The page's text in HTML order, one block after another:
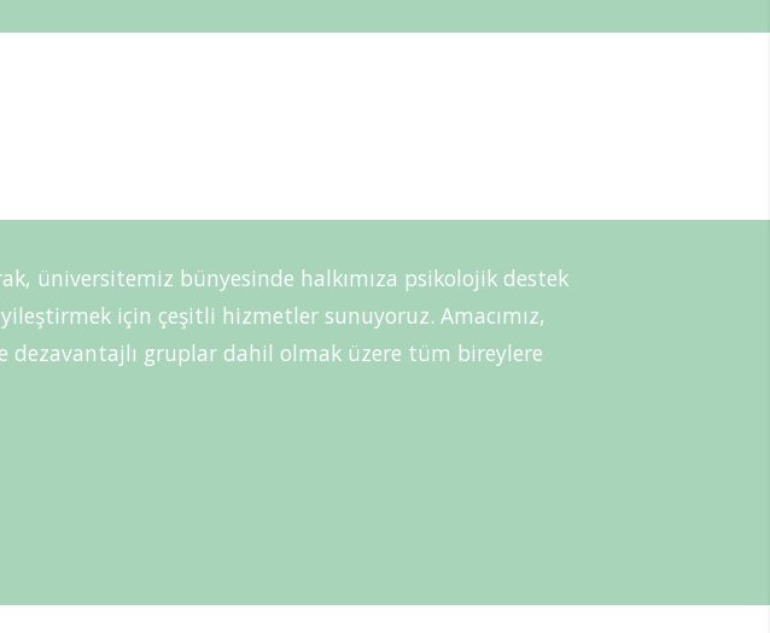
üniversitemiz bünyesinde halkımıza psikolojik destek
için çeşitli hizmetler sunuyoruz. Amacımız,
dezavantajlı gruplar dahil olmak üzere tüm bireylere